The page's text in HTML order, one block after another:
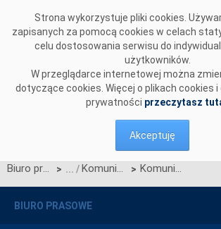
Strona wykorzystuje pliki cookies.
zapisanych za pomocą cookies w celach
celu dostosowania serwisu do
użytkowników.
W przeglądarce internetowej można
dotyczące cookies. Więcej o plikach cookies
prywatności przeczytasz
Akceptuję
Biuro prasowe > Komunikaty OSP > Komunikat OSP z 14.05.2026 r. dotyczący projektu Zmian nr 5/2026 Warunków Dotyczących Bilansowania
BIURO PRASOWE